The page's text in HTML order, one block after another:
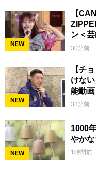
NEW
【
ン＜
30分前
NEW
【チ
けな
能動画
33分前
NEW
1000
やか
1時間前